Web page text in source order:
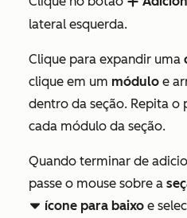
lateral esquerda.
Clique para expandir uma
clique em um módulo e
dentro da seção. Repita
cada módulo da seção.
Quando terminar de
passe o mouse sobre a
downCarat ícone para baixo e